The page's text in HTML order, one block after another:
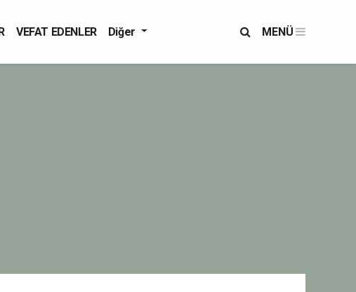
VEFAT EDENLER Diğer MENÜ